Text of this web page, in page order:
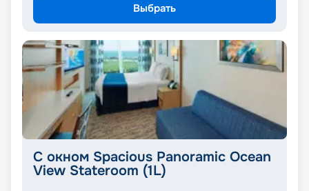
Выбрать
С окном Spacious Panoramic Ocean
View Stateroom (1L)